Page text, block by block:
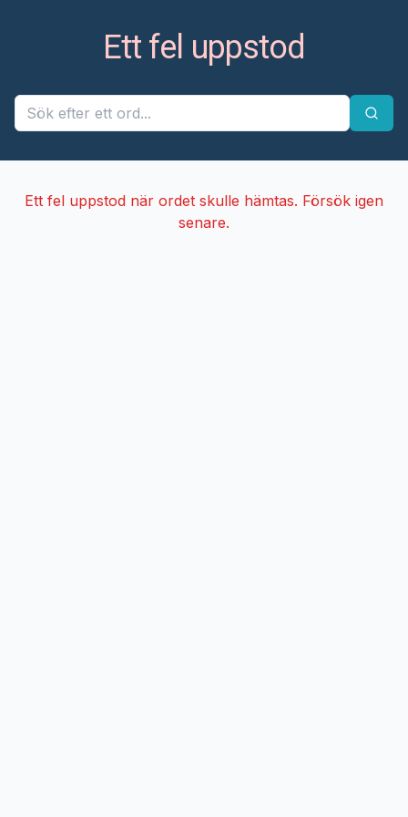
Ett fel uppstod
Ett fel uppstod när ordet skulle hämtas. Försök igen
senare.